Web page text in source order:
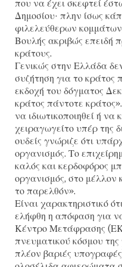
που να έχει σκεφτεί
Δημοσίου· πλην ίσως
φιλελεύθερων
Βουλής ακριβώς επειδή
κράτους.
Γενικώς στην Ελλάδα
συζήτηση για το κράτος
εκδοχή του δόγματος
κράτος πάντοτε
να ιδιωτικοποιηθεί ή να
χειραγωγείτο υπέρ της
ουδείς γνώριζε ότι
οργανισμός. Το
καλός και κερδοφόρος
οργανισμός, στο
το παρελθόν».
Είναι χαρακτηριστικό
ελήφθη η απόφαση για
Κέντρο Μετάφρασης
πνευματικού κόσμου
πλέον βαριές